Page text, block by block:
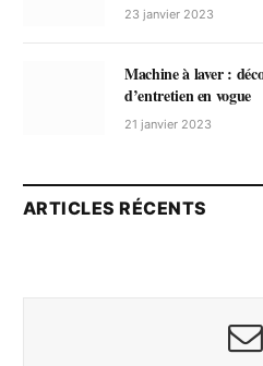
23 janvier 2023
Machine à laver :
d’entretien en vogue
21 janvier 2023
ARTICLES RÉCENTS